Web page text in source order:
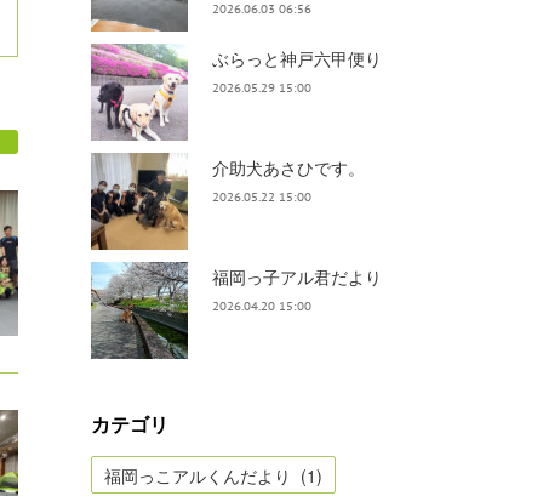
2026.06.03 06:56
ぶらっと神戸六甲便り
2026.05.29 15:00
介助犬あさひです。
2026.05.22 15:00
福岡っ子アル君だより
2026.04.20 15:00
カテゴリ
福岡っこアルくんだより (1)